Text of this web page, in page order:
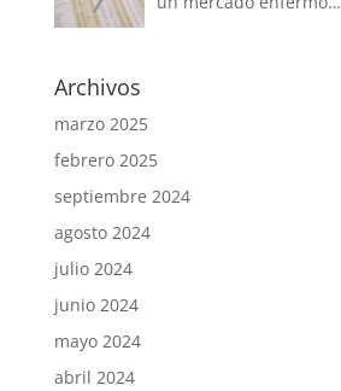
Archivos
marzo 2025
febrero 2025
septiembre 2024
agosto 2024
julio 2024
junio 2024
mayo 2024
abril 2024